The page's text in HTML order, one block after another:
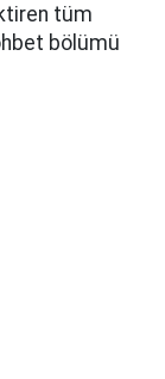
tüm
bölümü